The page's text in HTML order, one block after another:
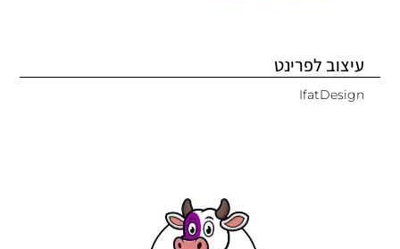
עיצוב לפרינט
IfatDesign